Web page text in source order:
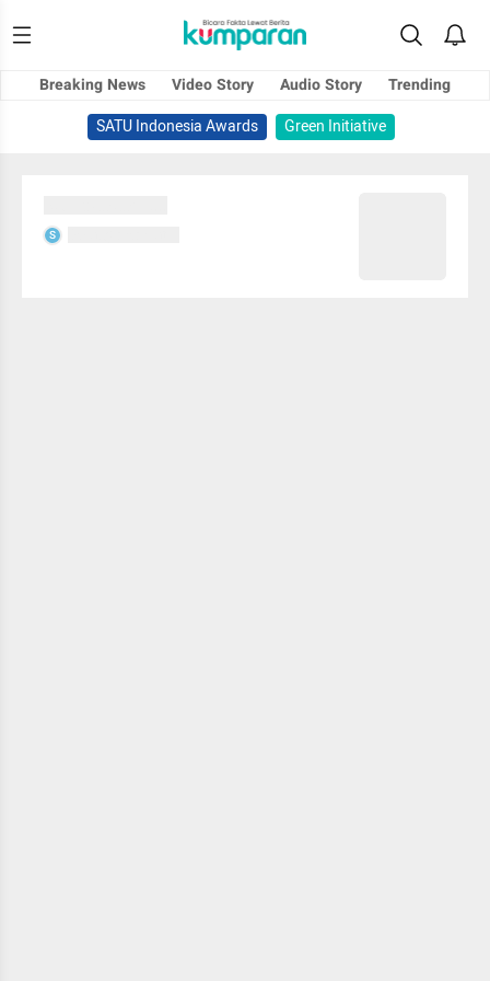
Breaking News Video Story Audio Story
Trending
SATU Indonesia Awards
Green Initiative
S